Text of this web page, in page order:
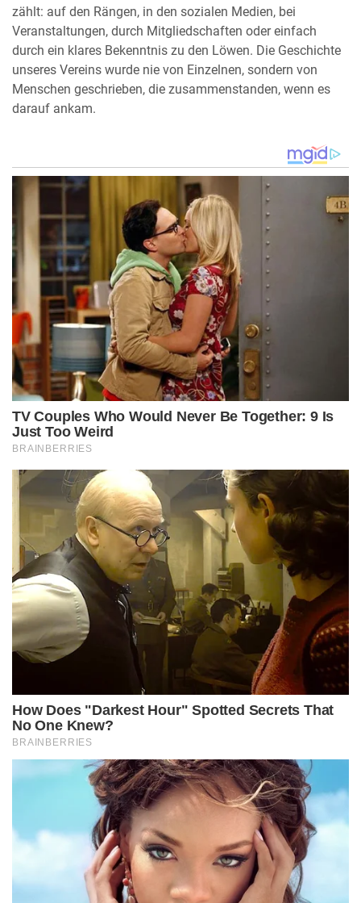
zählt: auf den Rängen, in den sozialen Medien, bei
Veranstaltungen, durch Mitgliedschaften oder einfach
durch ein klares Bekenntnis zu den Löwen. Die Geschichte
unseres Vereins wurde nie von Einzelnen, sondern von
Menschen geschrieben, die zusammenstanden, wenn es
darauf ankam.